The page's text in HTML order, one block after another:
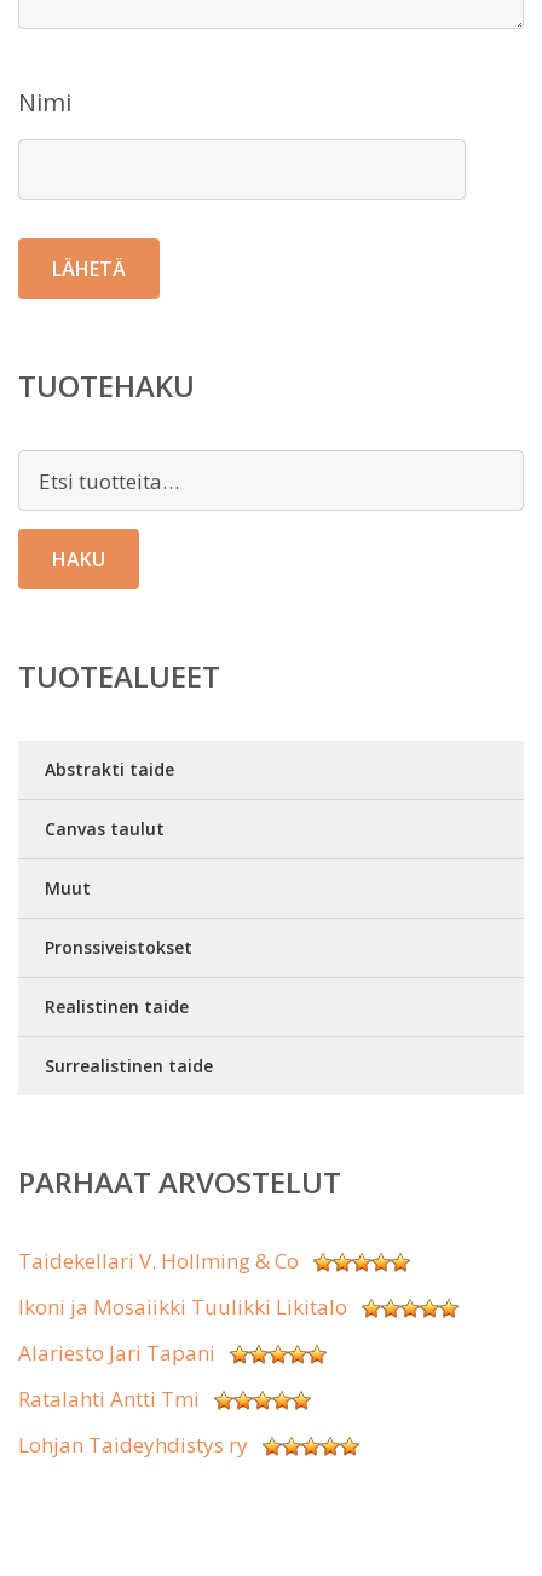
Nimi
TUOTEHAKU
HAKU
TUOTEALUEET
Abstrakti taide
Canvas taulut
Muut
Pronssiveistokset
Realistinen taide
Surrealistinen taide
PARHAAT ARVOSTELUT
Taidekellari V. Hollming & Co
Ikoni ja Mosaiikki Tuulikki Likitalo
Alariesto Jari Tapani
Ratalahti Antti Tmi
Lohjan Taideyhdistys ry